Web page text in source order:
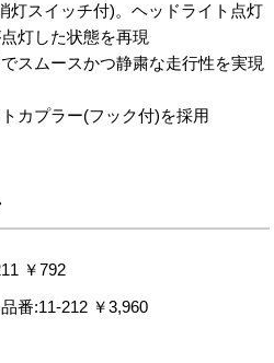
スイッチ付)。ヘッドライト点灯
灯した状態を再現
スムースかつ静粛な走行性を実現
カプラー(フック付)を採用
￥792
番:11-212 ￥3,960